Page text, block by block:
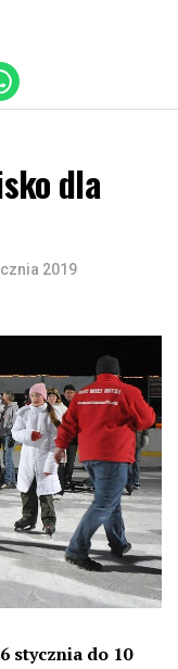
dla
2019
stycznia do 10